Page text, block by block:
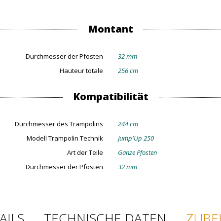
Montant
Durchmesser der Pfosten
32 mm
Hauteur totale
256 cm
Kompatibilität
Durchmesser des Trampolins
244 cm
Modell Trampolin Technik
Jump'Up 250
Art der Teile
Ganze Pfosten
Durchmesser der Pfosten
32 mm